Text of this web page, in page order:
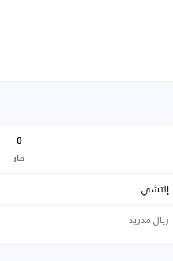
0
فاز
إلتشي
ريال مدريد